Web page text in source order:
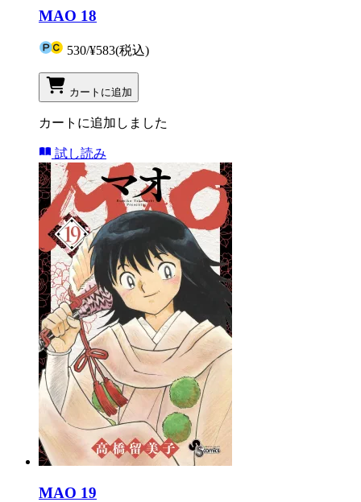
MAO 18
530/¥583(税込)
カートに追加
カートに追加しました
試し読み
MAO 19